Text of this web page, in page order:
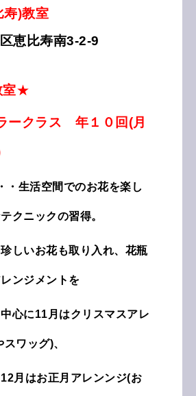
)教室
恵比寿南3-2-9
★
ークラス 年１０回(月
・生活空間でのお花を楽し
クニックの習得。
も取り入れ、花瓶
ンジメントを
11月はクリスマスアレ
ワッグ)、
お正月 アレンンジ(お